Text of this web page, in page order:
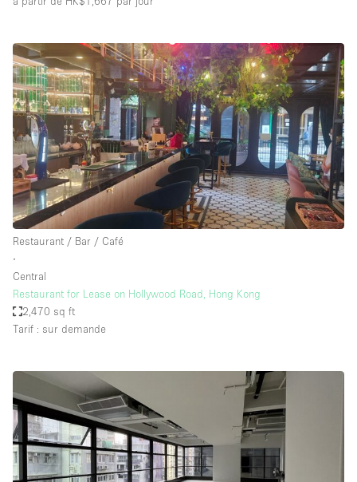
Restaurant / Bar / Café
∙
Central
Restaurant for Lease on Hollywood Road, Hong Kong
2,470 sq ft
Tarif : sur demande